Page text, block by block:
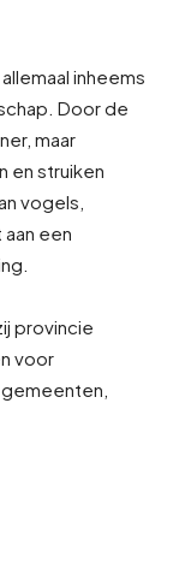
inheems
Door de
maar
en struiken
vogels,
een
provincie
voor